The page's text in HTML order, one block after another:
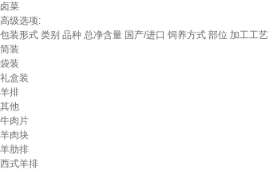
卤菜
高级选项:
包装形式 类别 品种 总净含量 国产/进口 饲养方式 部位 加工工艺
简装
袋装
礼盒装
羊排
其他
牛肉片
羊肉块
羊肋排
西式羊排